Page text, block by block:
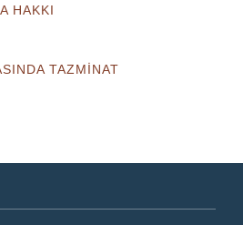
HAKKI
TAZMİNAT